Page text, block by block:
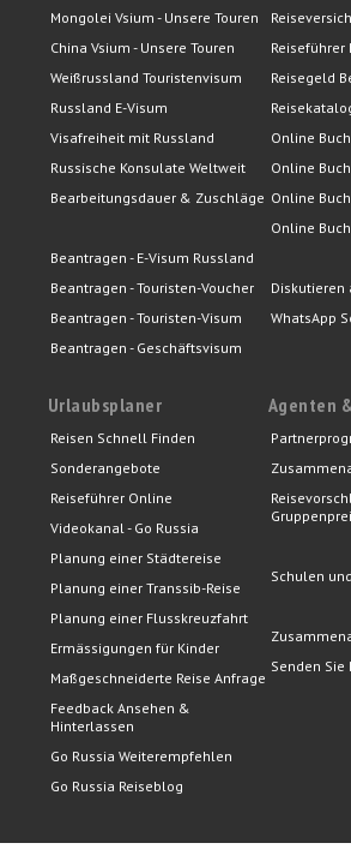
Mongolei Vsium - Unsere Touren
China Vsium - Unsere Touren
Weißrussland Touristenvisum
Russland E-Visum
Visafreiheit mit Russland
Russische Konsulate Weltweit
Bearbeitungsdauer & Zuschläge
Beantragen - E-Visum Russland
Beantragen - Touristen-Voucher
Beantragen - Touristen-Visum
Beantragen - Geschäftsvisum
Reisegeld
Online
Online
Online
Online
Diskutieren
WhatsApp
Urlaubsplaner
Reisen Schnell Finden
Sonderangebote
Reiseführer Online
Videokanal - Go Russia
Planung einer Städtereise
Planung einer Transsib-Reise
Planung einer Flusskreuzfahrt
Ermässigungen für Kinder
Maßgeschneiderte Reise Anfrage
Feedback Ansehen &
Hinterlassen
Go Russia Weiterempfehlen
Go Russia Reiseblog
Agenten
Schulen
Senden Sie